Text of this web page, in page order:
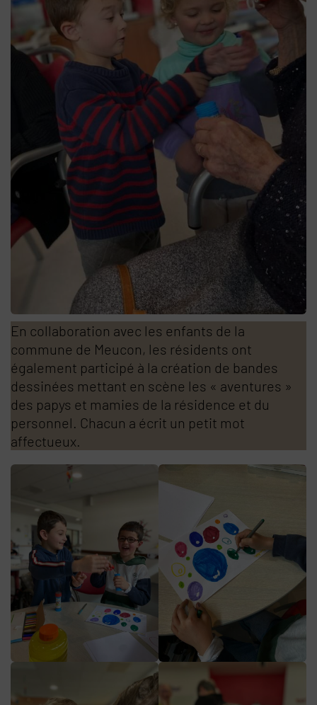
En collaboration avec les enfants de la
commune de Meucon, les résidents ont
également participé à la création de bandes
dessinées mettant en scène les « aventures »
des papys et mamies de la résidence et du
personnel. Chacun a écrit un petit mot
affectueux.